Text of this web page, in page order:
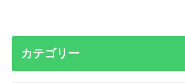
カテゴリー